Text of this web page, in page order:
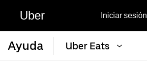
Uber Iniciar sesión
Ayuda Uber Eats